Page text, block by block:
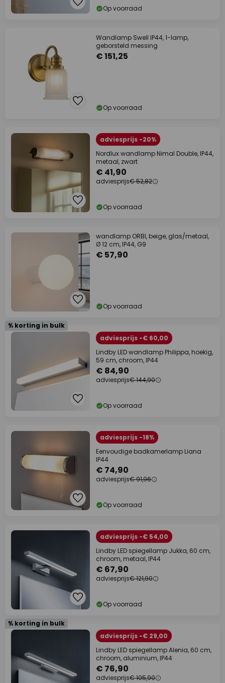
Op voorraad
Wandlamp Swell IP44, 1-lamp,
geborsteld messing
€ 151,25
Op voorraad
adviesprijs -20%
Nordlux wandlamp Nimal Double, IP44,
metaal, zwart
€ 41,90
adviesprijs€ 52,82
Op voorraad
wandlamp ORBI, beige, glas/metaal,
Ø 12 cm, IP44, G9
€ 57,90
Op voorraad
% korting in bulk
adviesprijs -€ 60,00
Lindby LED wandlamp Philippa, hoekig,
59 cm, chroom, IP44
€ 84,90
adviesprijs€ 144,90
Op voorraad
adviesprijs -18%
Eenvoudige badkamerlamp Liana
IP44
€ 74,90
adviesprijs€ 91,96
Op voorraad
adviesprijs -€ 54,00
Lindby LED spiegellamp Jukka, 60 cm,
chroom, metaal, IP44
€ 67,90
adviesprijs€ 121,90
Op voorraad
% korting in bulk
adviesprijs -€ 29,00
Lindby LED spiegellamp Alenia, 60 cm,
chroom, aluminium, IP44
€ 76,90
adviesprijs€ 105,90